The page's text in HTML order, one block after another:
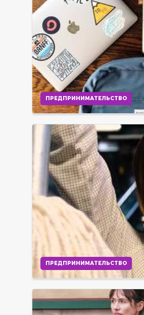
ПРЕДПРИНИМАТЕЛЬСТВО
ПРЕДПРИНИМАТЕЛЬСТВО